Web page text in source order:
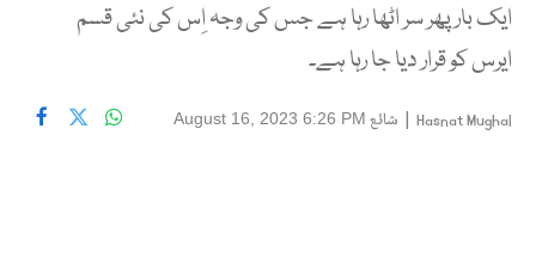
ایک بار پھر سر اٹھا رہا ہے جس کی وجہ اِس کی نئی قسم
ایرس کو قرار دیا جا رہا ہے۔
Hasnat Mughal
| شائع August 16, 2023 6:26 PM